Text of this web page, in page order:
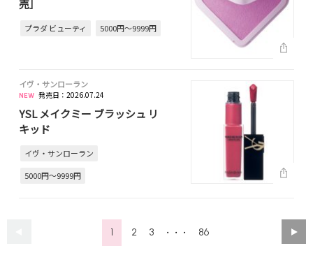
売］
プラダ ビューティ 5000円～9999円
イヴ・サンローラン
発売日：2026.07.24
YSL メイクミー ブラッシュ リ
キッド
イヴ・サンローラン
5000円～9999円
1 2 3 ・・・ 86